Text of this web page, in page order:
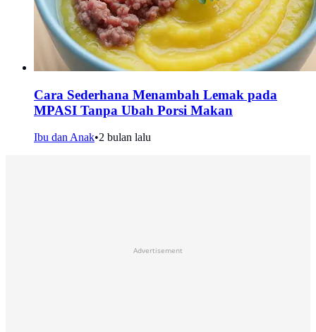
Cara Sederhana Menambah Lemak pada
MPASI Tanpa Ubah Porsi Makan
Ibu dan Anak•2 bulan lalu
Advertisement